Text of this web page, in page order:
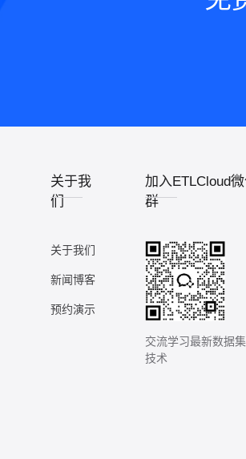
关于我
们
关于我们
新闻博客
预约演示
加入ETLCloud
群
交流学习最新数据
技术